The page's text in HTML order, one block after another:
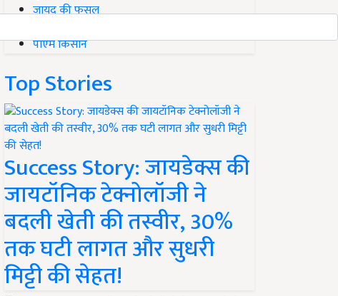
जायद की फसल
पीएम किसान
Top Stories
Success Story: जायडेक्स की
जायटॉनिक टेक्नोलॉजी ने
बदली खेती की तस्वीर, 30%
तक घटी लागत और सुधरी
मिट्टी की सेहत!